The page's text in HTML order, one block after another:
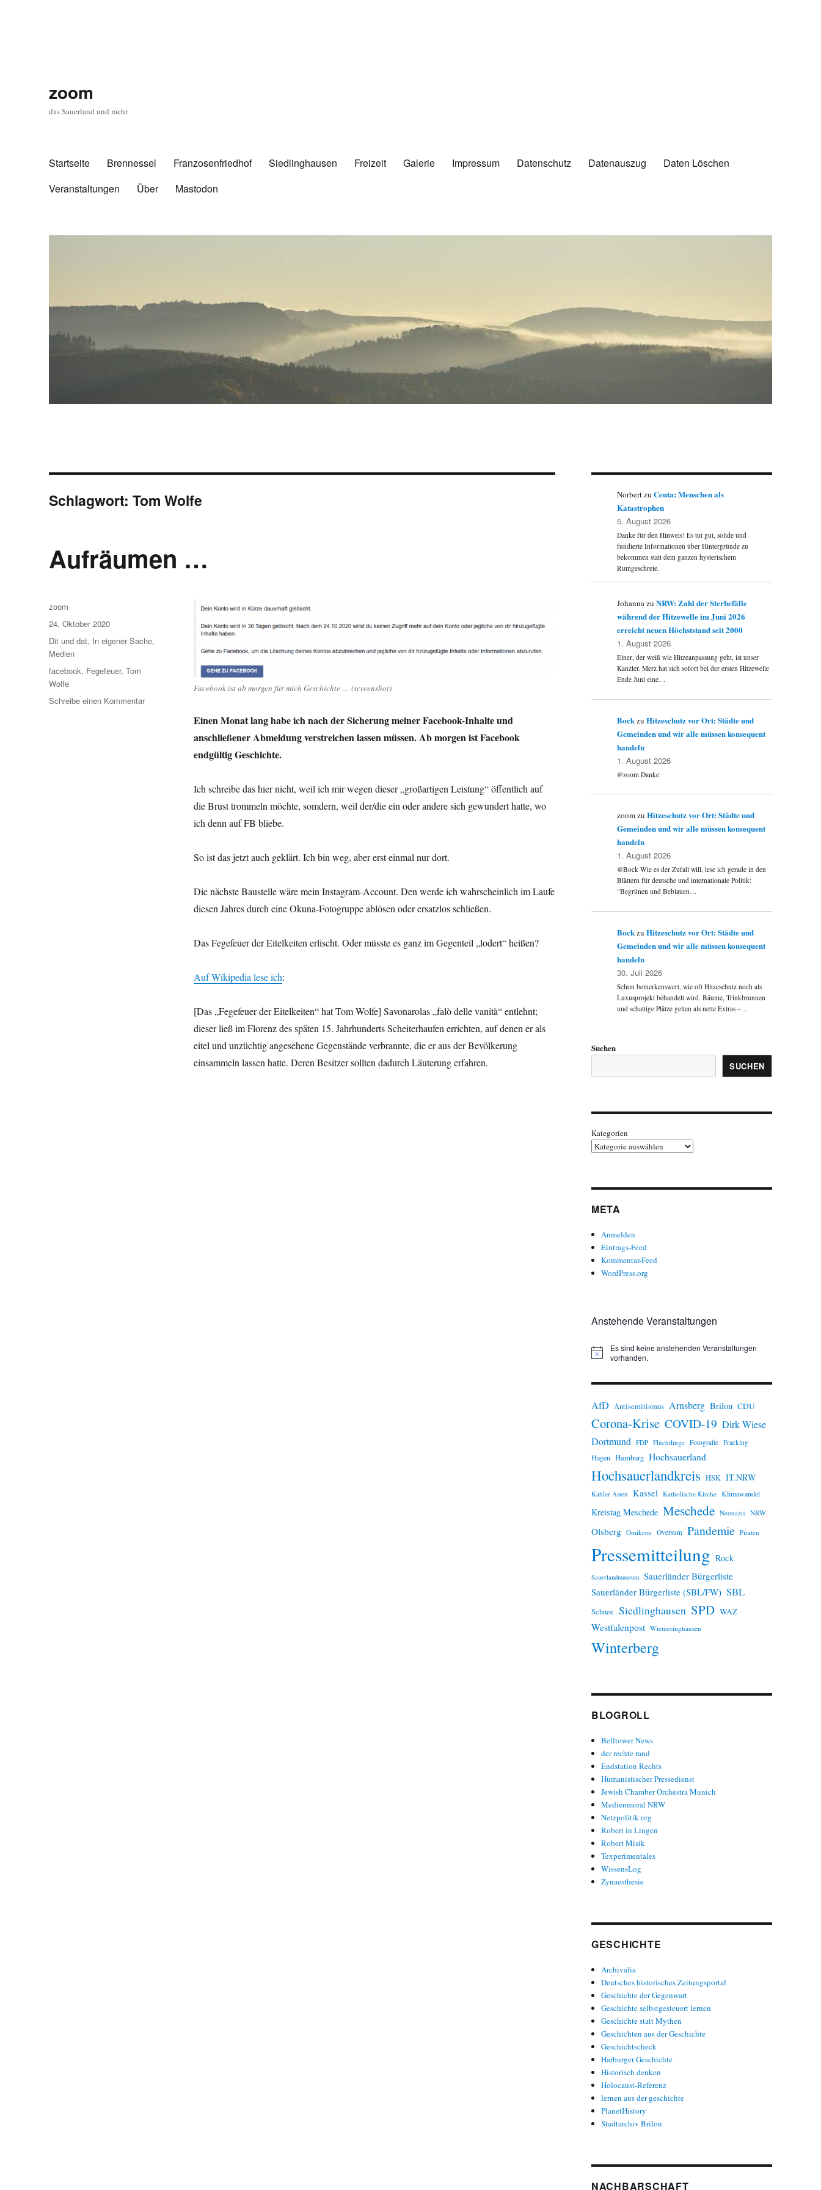
zoom
das Sauerland und mehr
Startseite Brennessel Franzosenfriedhof Siedlinghausen Freizeit Galerie Impressum Datenschutz Datenauszug
Daten Löschen
Veranstaltungen
Über Mastodon
Schlagwort:Tom Wolfe
Aufräumen …
Facebook ist ab morgen für mich Geschichte … (screenshot)
Einen Monat lang habe ich nach der Sicherung meiner Facebook-Inhalte und
anschließener Abmeldung verstreichen lassen müssen. Ab morgen ist Facebook
endgültig Geschichte.
Ich schreibe das hier nicht, weil ich mir wegen dieser „großartigen Leistung“ öffentlich auf
die Brust trommeln möchte, somdern, weil der/die ein oder andere sich gewundert hatte, wo
ich denn auf FB bliebe.
So ist das jetzt auch geklärt. Ich bin weg, aber erst einmal nur dort.
Die nächste Baustelle wäre mein Instagram-Account. Den werde ich wahrscheinlich im Laufe
diesen Jahres durch eine Okuna-Fotogruppe ablösen oder ersatzlos schließen.
Das Fegefeuer der Eitelkeiten erlischt. Oder müsste es ganz im Gegenteil „lodert“ heißen?
Auf Wikipedia lese ich:
[Das „Fegefeuer der Eitelkeiten“ hat Tom Wolfe] Savonarolas „falò delle vanità“ entlehnt;
dieser ließ im Florenz des späten 15. Jahrhunderts Scheiterhaufen errichten, auf denen er als
eitel und unzüchtig angesehene Gegenstände verbrannte, die er aus der Bevölkerung
einsammeln lassen hatte. Deren Besitzer sollten dadurch Läuterung erfahren.
Autor
zoom
Veröffentlicht
am
24. Oktober 2020
Kategorien
Dit und dat, In eigener Sache,
Medien
Schlagwörter
facebook, Fegefeuer,Tom
Wolfe
Schreibe einen Kommentarzu
NorbertzuCeuta: Menschen als
Katastrophen
5. August 2026
Danke für den Hinweis! Es tut gut, solide und
fundierte Informationen über Hintergründe zu
bekommen statt dem ganzen hysterischem
Rumgeschreie.
JohannazuNRW: Zahl der Sterbefälle
während der Hitzewelle im Juni 2026
erreicht neuen Höchststand seit 2000
1. August 2026
Einer, der weiß wie Hitzeanpassung geht, ist unser
Kanzler. Merz hat sich sofort bei der ersten Hitzewelle
Ende Juni eine…
BockzuHitzeschutz vor Ort: Städte und
Gemeinden und wir alle müssen konsequent
handeln
1. August 2026
@zoom Danke.
zoomzuHitzeschutz vor Ort: Städte und
Gemeinden und wir alle müssen konsequent
handeln
1. August 2026
@Bock Wie es der Zufall will, lese ich gerade in den
Blättern für deutsche und internationale Politik:
"Begrünen und Beblauen…
BockzuHitzeschutz vor Ort: Städte und
Gemeinden und wir alle müssen konsequent
handeln
30. Juli 2026
Schon bemerkenswert, wie oft Hitzeschutz noch als
Luxusprojekt behandelt wird. Bäume, Trinkbrunnen
und schattige Plätze gelten als nette Extras –…
Suchen
SUCHEN
Kategorien
META
Anmelden
Eintrags-Feed
Kommentar-Feed
WordPress.org
Anstehende Veranstaltungen
H
w
Es sind keine anstehenden Veranstaltungen
vorhanden.
AfD Antisemitismus Arnsberg Brilon CDU
Corona-Krise COVID-19 Dirk Wiese
Dortmund FDP Flüchtlinge Fotografie Fracking
Hagen Hamburg Hochsauerland
Hochsauerlandkreis HSK IT.NRW
Kahler Asten Kassel Katholische Kirche Klimawandel
Kreistag Meschede Meschede Neonazis NRW
Olsberg Omikron Oversum Pandemie Piraten
Pressemitteilung Rock
Sauerlandmuseum Sauerländer Bürgerliste
Sauerländer Bürgerliste (SBL/FW) SBL
Schnee Siedlinghausen SPD WAZ
Westfalenpost Wiemeringhausen
Winterberg
BLOGROLL
Belltower News
der rechte rand
Endstation Rechts
Humanistischer Pressedienst
Jewish Chamber Orchestra Munich
Medienmoral NRW
Netzpolitik.org
Robert in Lingen
Robert Misik
Texperimentales
WissensLog
Zynaesthesie
GESCHICHTE
Archivalia
Deutsches historisches Zeitungsportal
Geschichte der Gegenwart
Geschichte selbstgesteuert lernen
Geschichte statt Mythen
Geschichten aus der Geschichte
Geschichtscheck
Harburger Geschichte
Historisch denken
Holocaust-Referenz
lernen aus der geschichte
PlanetHistory
Stadtarchiv Brilon
NACHBARSCHAFT